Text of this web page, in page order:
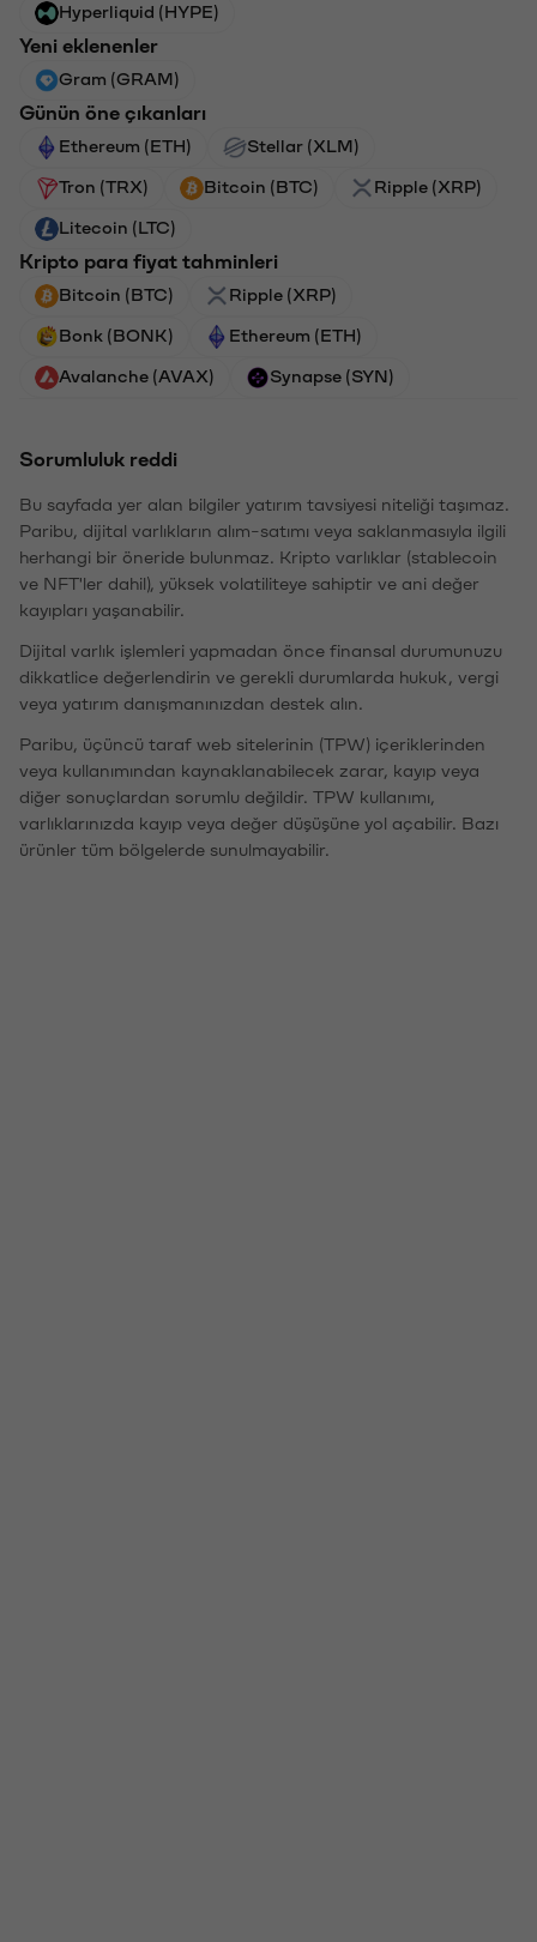
Hyperliquid (HYPE)
Yeni eklenenler
Gram (GRAM)
Günün öne çıkanları
Ethereum (ETH) Stellar (XLM)
Tron (TRX) Bitcoin (BTC) Ripple (XRP)
Litecoin (LTC)
Kripto para fiyat tahminleri
Bitcoin (BTC) Ripple (XRP)
Bonk (BONK) Ethereum (ETH)
Avalanche (AVAX) Synapse (SYN)
Sorumluluk reddi
Bu sayfada yer alan bilgiler yatırım tavsiyesi niteliği taşımaz.
Paribu, dijital varlıkların alım-satımı veya saklanmasıyla ilgili
herhangi bir öneride bulunmaz. Kripto varlıklar (stablecoin
ve NFT'ler dahil), yüksek volatiliteye sahiptir ve ani değer
kayıpları yaşanabilir.
Dijital varlık işlemleri yapmadan önce finansal durumunuzu
dikkatlice değerlendirin ve gerekli durumlarda hukuk, vergi
veya yatırım danışmanınızdan destek alın.
Paribu, üçüncü taraf web sitelerinin (TPW) içeriklerinden
veya kullanımından kaynaklanabilecek zarar, kayıp veya
diğer sonuçlardan sorumlu değildir. TPW kullanımı,
varlıklarınızda kayıp veya değer düşüşüne yol açabilir. Bazı
ürünler tüm bölgelerde sunulmayabilir.